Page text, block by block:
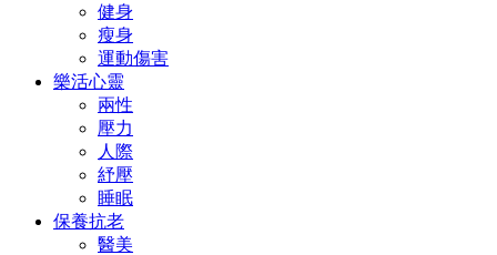
健身
瘦身
運動傷害
樂活心靈
兩性
壓力
人際
紓壓
睡眠
保養抗老
醫美